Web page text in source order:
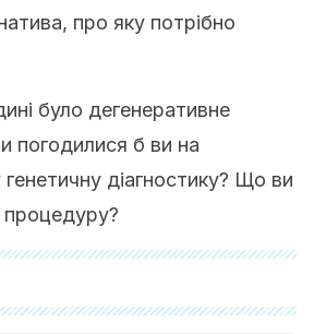
про яку потрібно
було дегенеративне
погодилися б ви на
генетичну діагностику? Що ви